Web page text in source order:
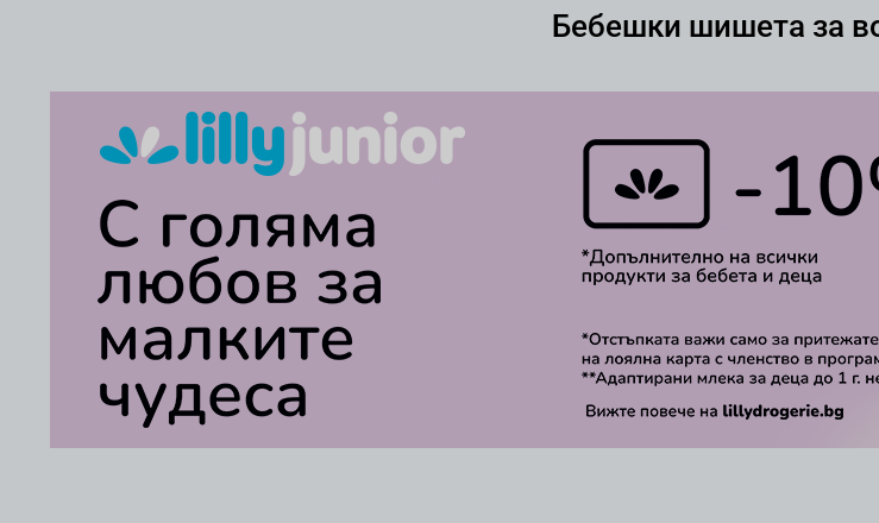
Бебешки шишета за